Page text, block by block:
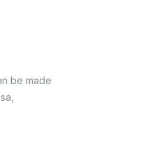
be made